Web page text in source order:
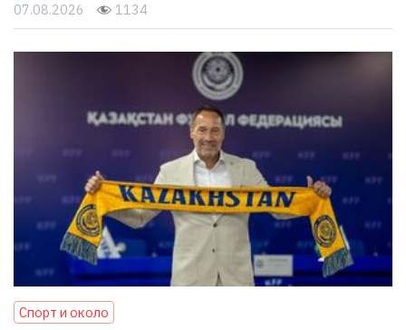
07.08.2026 1134
Спорт и около